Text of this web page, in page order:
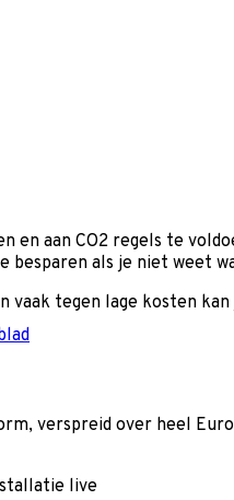
aan CO2 regels te
besparen als je niet weet
tegen lage kosten
verspreid over heel
live